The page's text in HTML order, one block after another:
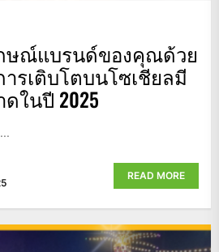
ษณ์แบรนด์ของคุณด้วย
ารเติบโตบนโซเชียลมี
ในปี 2025
READ MORE